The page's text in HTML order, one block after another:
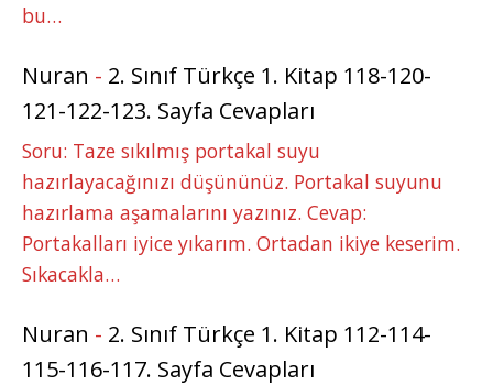
bu…
Nuran - 2. Sınıf Türkçe 1. Kitap 118-120-
121-122-123. Sayfa Cevapları
Soru: Taze sıkılmış portakal suyu
hazırlayacağınızı düşününüz. Portakal suyunu
hazırlama aşamalarını yazınız. Cevap:
Portakalları iyice yıkarım. Ortadan ikiye keserim.
Sıkacakla…
Nuran - 2. Sınıf Türkçe 1. Kitap 112-114-
115-116-117. Sayfa Cevapları